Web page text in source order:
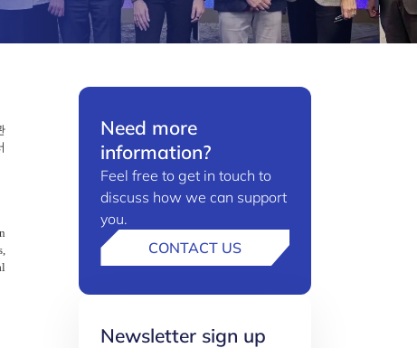
Need more
information?
Feel free to get in touch to
discuss how we can support
you.
CONTACT US
Newsletter sign up